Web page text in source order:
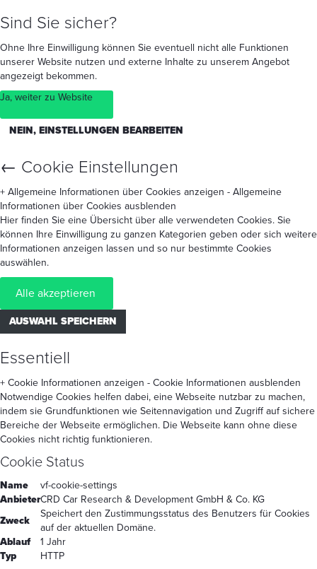
Sind Sie sicher?
Ohne Ihre Einwilligung können Sie eventuell nicht alle Funktionen
unserer Website nutzen und externe Inhalte zu unserem Angebot
angezeigt bekommen.
Ja, weiter zu Website
NEIN, EINSTELLUNGEN BEARBEITEN
← Cookie Einstellungen
+ Allgemeine Informationen über Cookies anzeigen - Allgemeine
Informationen über Cookies ausblenden
Hier finden Sie eine Übersicht über alle verwendeten Cookies. Sie
können Ihre Einwilligung zu ganzen Kategorien geben oder sich weitere
Informationen anzeigen lassen und so nur bestimmte Cookies
auswählen.
Alle akzeptieren
AUSWAHL SPEICHERN
Essentiell
+ Cookie Informationen anzeigen - Cookie Informationen ausblenden
Notwendige Cookies helfen dabei, eine Webseite nutzbar zu machen,
indem sie Grundfunktionen wie Seitennavigation und Zugriff auf sichere
Bereiche der Webseite ermöglichen. Die Webseite kann ohne diese
Cookies nicht richtig funktionieren.
Cookie Status
Name
vf-cookie-settings
AnbieterCRD Car Research & Development GmbH & Co. KG
Zweck
Speichert den Zustimmungsstatus des Benutzers für Cookies
auf der aktuellen Domäne.
Ablauf
1 Jahr
Typ
HTTP